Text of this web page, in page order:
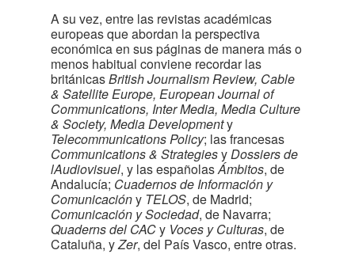
A su vez, entre las revistas académicas
europeas que abordan la perspectiva
económica en sus páginas de manera más o
menos habitual conviene recordar las
británicasBritish Journalism Review, Cable
& Satellite Europe, European Journal of
Communications, Inter Media, Media Culture
& Society, Media Developmenty
Telecommunications Policy; las francesas
Communications & Strategiesy Dossiers de
lAudiovisuel, y las españolasÁmbitos, de
Andalucía; Cuadernos de Información y
Comunicacióny TELOS, de Madrid;
Comunicación y Sociedad, de Navarra;
Quaderns del CACy Voces y Culturas, de
Cataluña, yZer, del País Vasco, entre otras.